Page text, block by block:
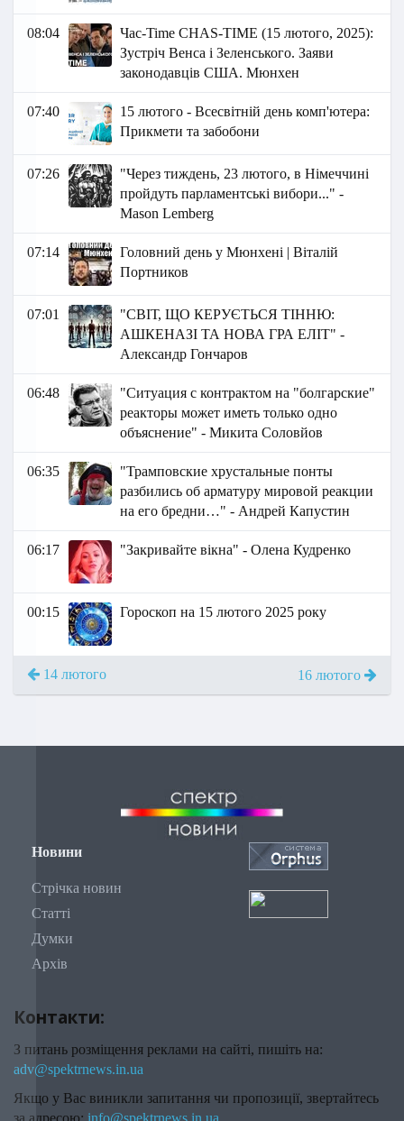
08:04
Час-Time CHAS-TIME (15 лютого, 2025):
Зустріч Венса і Зеленського. Заяви
законодавців США. Мюнхен
07:40
15 лютого - Всесвітній день комп'ютера:
Прикмети та забобони
07:26
"Через тиждень, 23 лютого, в Німеччині
пройдуть парламентські вибори..." -
Маson Lemberg
07:14
Головний день у Мюнхені | Віталій
Портников
07:01
"СВІТ, ЩО КЕРУЄТЬСЯ ТІННЮ:
АШКЕНАЗІ ТА НОВА ГРА ЕЛІТ" -
Александр Гончаров
06:48
"Ситуация с контрактом на "болгарские"
реакторы может иметь только одно
объяснение" - Микита Соловйов
06:35
"Трамповские хрустальные понты
разбились об арматуру мировой реакции
на его бредни…" - Андрей Капустин
06:17 "Закривайте вікна" - Олена Кудренко
00:15 Гороскоп на 15 лютого 2025 року
14 лютого 16 лютого
Новини
Стрічка новин
Статті
Думки
Архів
Контакти:
З питань розміщення реклами на сайті, пишіть на:
adv@spektrnews.in.ua
Якщо у Вас виникли запитання чи пропозиції, звертайтесь